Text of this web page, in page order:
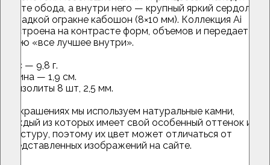
черте обода, а внутри него — крупный яркий сердолик
в гладкой огракне кабошон (8×10 мм). Коллекция Ai
построена на контрасте форм, объемов и передает
идею «все лучшее внутри».
Вес — 9,8 г.
Длина — 1,9 см.
Хризолиты 8 шт, 2,5 мм.
В украшениях мы используем натуральные камни,
каждый из которых имеет свой особенный оттенок и
текстуру, поэтому их цвет может отличаться от
представленных изображений на сайте.